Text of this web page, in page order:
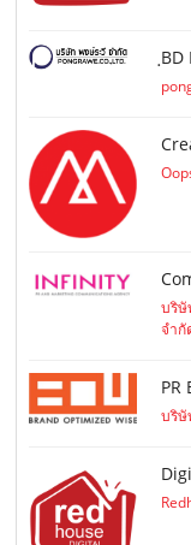
BD
บริ
จำกั
PR
บริษั